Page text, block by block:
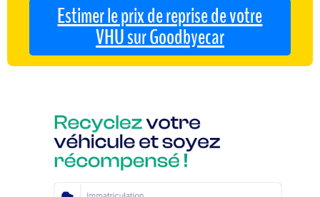
Estimer le prix de reprise de votre
VHU sur Goodbyecar